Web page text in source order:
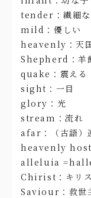
tender：繊細な
mild：優しい
heavenly：天
Shepherd：羊
quake：震える
sight：一目
glory：光
stream：流れ
afar：（古語）
heavenly
alleluia
Chirist：キリ
Saviour：救世